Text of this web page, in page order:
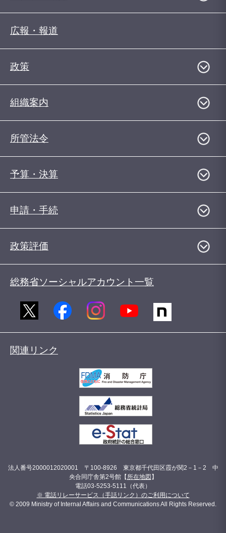
広報・報道
政策
組織案内
所管法令
予算・決算
申請・手続
政策評価
総務省ソーシャルアカウント一覧
関連リンク
法人番号2000012020001 〒100-8926 東京都千代田区霞が関2－1－2 中
央合同庁舎第2号館【 所在地図 】
電話03-5253-5111（代表）
※ 電話リレーサービス（手話リンク）のご利用について
© 2009 Ministry of Internal Affairs and Communications All Rights Reserved.